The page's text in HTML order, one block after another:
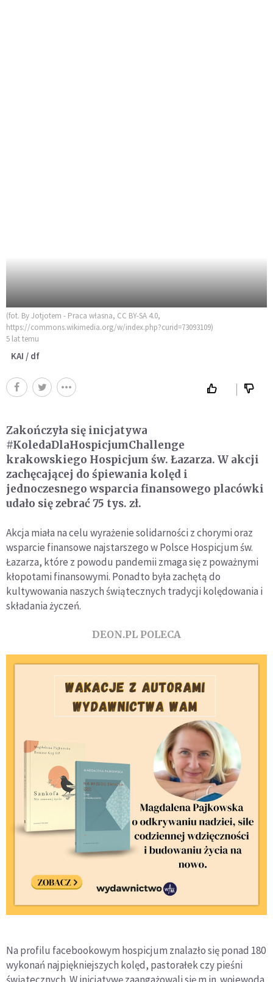
(fot. By Jotjotem - Praca własna, CC BY-SA 4.0,
https://commons.wikimedia.org/w/index.php?curid=73093109)
5 lat temu
KAI / df
Zakończyła się inicjatywa
#KoledaDlaHospicjumChallenge
krakowskiego Hospicjum św. Łazarza. W akcji
zachęcającej do śpiewania kolęd i
jednoczesnego wsparcia finansowego placówki
udało się zebrać 75 tys. zł.
Akcja miała na celu wyrażenie solidarności z chorymi oraz
wsparcie finansowe najstarszego w Polsce Hospicjum św.
Łazarza, które z powodu pandemii zmaga się z poważnymi
kłopotami finansowymi. Ponadto była zachętą do
kultywowania naszych świątecznych tradycji kolędowania i
składania życzeń.
DEON.PL POLECA
Na profilu facebookowym hospicjum znalazło się ponad 180
wykonań najpiękniejszych kolęd, pastorałek czy pieśni